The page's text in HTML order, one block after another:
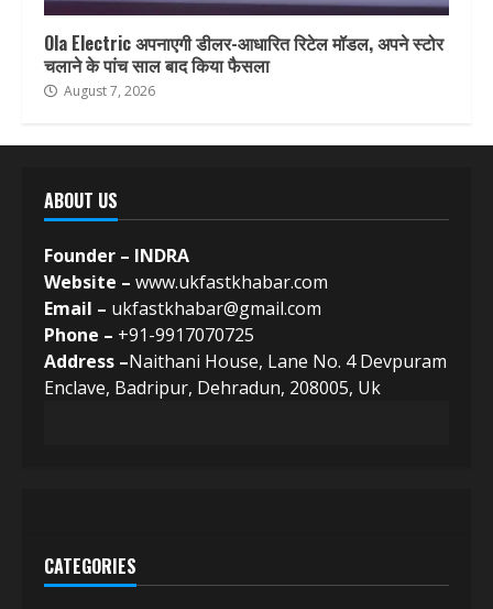
Ola Electric अपनाएगी डीलर-आधारित रिटेल मॉडल, अपने स्टोर
चलाने के पांच साल बाद किया फैसला
August 7, 2026
ABOUT US
Founder – INDRA
Website – www.ukfastkhabar.com
Email – ukfastkhabar@gmail.com
Phone – +91-9917070725
Address –Naithani House, Lane No. 4 Devpuram
Enclave, Badripur, Dehradun, 208005, Uk
CATEGORIES